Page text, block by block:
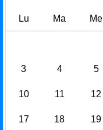
Lu Ma Me
3 4 5
10 11 12
17 18 19